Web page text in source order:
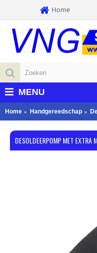
Home
MENU
Home Handgereedschap
DESOLDEERPOMP MET EXTRA